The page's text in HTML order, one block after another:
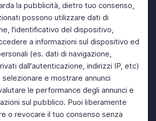
la pubblicità, dietro tuo consenso,
possono utilizzare dati di
l'identificativo del dispositivo,
a informazioni sul dispositivo ed
(es. dati di navigazione,
dall'autenticazione, indirizzi IP, etc)
e mostrare annunci
le performance degli annunci e
sul pubblico. Puoi liberamente
o revocare il tuo consenso senza